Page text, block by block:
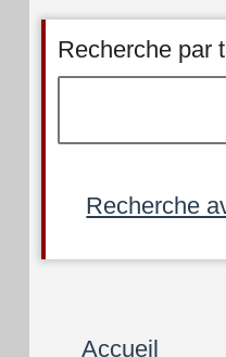
Recherche par
Recherche
Fil
Accueil